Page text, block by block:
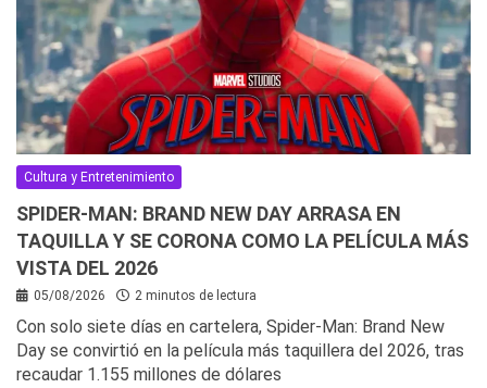
Cultura y Entretenimiento
SPIDER-MAN: BRAND NEW DAY ARRASA EN
TAQUILLA Y SE CORONA COMO LA PELÍCULA MÁS
VISTA DEL 2026
05/08/2026 2 minutos de lectura
Con solo siete días en cartelera, Spider-Man: Brand New
Day se convirtió en la película más taquillera del 2026, tras
recaudar 1.155 millones de dólares